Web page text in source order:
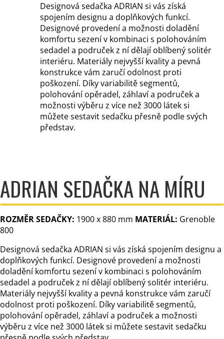
Designová sedačka ADRIAN si vás získá
spojením designu a doplňkových funkcí.
Designové provedení a možnosti doladění
komfortu sezení v kombinaci s polohováním
sedadel a područek z ní dělají oblíbený solitér
interiéru. Materiály nejvyšší kvality a pevná
konstrukce vám zaručí odolnost proti
poškození. Díky variabilitě segmentů,
polohování opěradel, záhlaví a područek a
možnosti výběru z více než 3000 látek si
můžete sestavit sedačku přesně podle svých
představ.
ADRIAN SEDAČKA NA MÍRU
ROZMĚR SEDAČKY: 1900 x 880 mm MATERIÁL: Grenoble
800
Designová sedačka ADRIAN si vás získá spojením designu a
doplňkových funkcí. Designové provedení a možnosti
doladění komfortu sezení v kombinaci s polohováním
sedadel a područek z ní dělají oblíbený solitér interiéru.
Materiály nejvyšší kvality a pevná konstrukce vám zaručí
odolnost proti poškození. Díky variabilitě segmentů,
polohování opěradel, záhlaví a područek a možnosti
výběru z více než 3000 látek si můžete sestavit sedačku